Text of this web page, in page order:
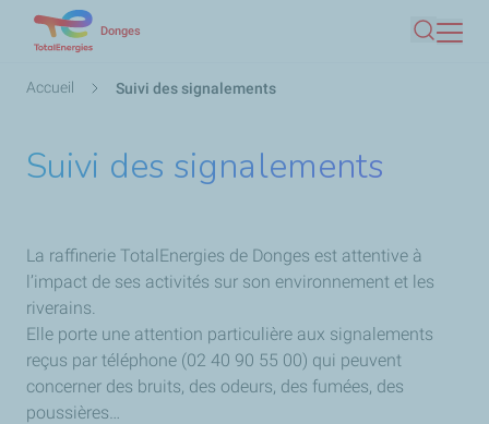
contenu
Donges
Fil
Accueil Suivi des signalements
Suivi des signalements
La raffinerie TotalEnergies de Donges est attentive à
l’impact de ses activités sur son environnement et les
riverains.
Elle porte une attention particulière aux signalements
reçus par téléphone (02 40 90 55 00) qui peuvent
concerner des bruits, des odeurs, des fumées, des
poussières…